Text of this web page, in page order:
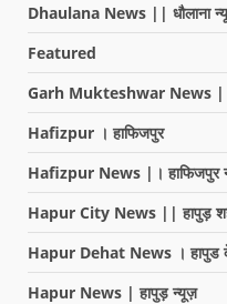
Dhaulana News || धौलाना
Featured
Garh Mukteshwar News |
Hafizpur । हाफिजपुर
Hafizpur News |। हाफिजपुर
Hapur City News || हापुड़
Hapur Dehat News । हापुड
Hapur News | हापुड़ न्यूज़